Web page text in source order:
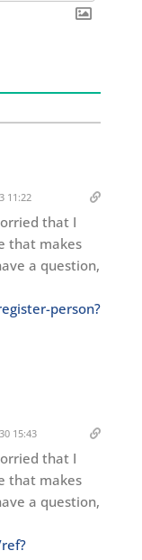
11:22
that I
that makes
a question,
person?
15:43
that I
that makes
a question,